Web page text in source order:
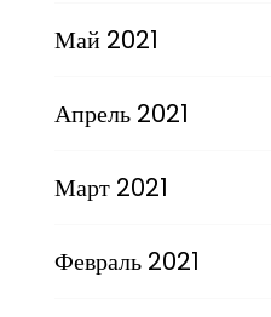
Май 2021
Апрель 2021
Март 2021
Февраль 2021